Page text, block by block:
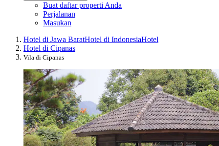
Buat daftar properti Anda
Perjalanan
Masukan
Hotel di Jawa BaratHotel di IndonesiaHotel
Hotel di Cipanas
Vila di Cipanas